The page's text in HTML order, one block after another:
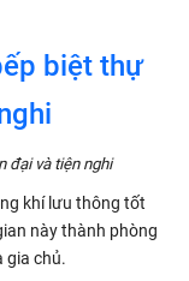
đại và tiện nghi
khí lưu thông tốt
này thành phòng
gia chủ.